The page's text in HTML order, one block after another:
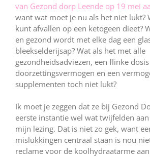
van Gezond dorp Leende op 19 mei
want wat moet je nu als het niet lukt?
kunt afvallen op een ketogeen dieet?
en gezond wordt met elke dag een
bleekselderijsap? Wat als het met alle
gezondheidsadviezen, een flinke dosis
doorzettingsvermogen en een
supplementen toch niet lukt?
Ik moet je zeggen dat ze bij Gezond
eerste instantie wel wat twijfelden
mijn lezing. Dat is niet zo gek, want
mislukkingen centraal staan is nou
reclame voor de koolhydraatarme